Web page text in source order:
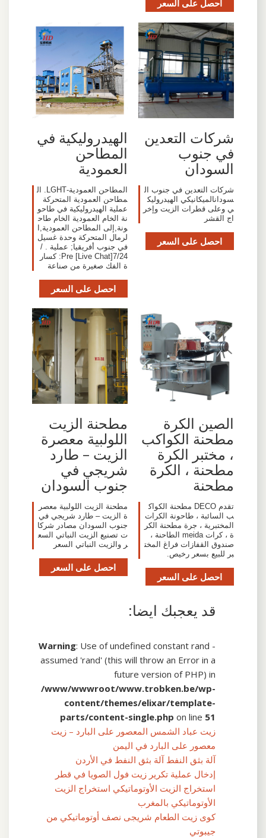
احصل على السعر
شركات التعدين
في جنوب
السودان
شركات التعدين في جنوب ال
سودانالميكانيكي الهيدروليك
ي وعلى قطرات الزيت وإخر
اج القشر
احصل على السعر
الهيدروليكية في
المطاحن
العمودية
المطاحن العمودية-LGHT. ال
مطاحن العمودية المتحركة
عملية الهيدروليكية في طاحو
نة الخام العمودية الخام طاح
ونة,إلى المطاحن العمودية,ا
لرمال المتحركة وحدة غسيل
في جنوب أفريقيا; عملية . /
7/24[Live Chat] Pre: كسار
ة الفك صغيرة من صناعة
احصل على السعر
الصين الكرة
مطحنة الكواكب
، مختبر الكرة
مطحنة ، الكرة
مطحنة
تقدم DECO مطحنة الكواك
ب السائبة ، طاحونة الكرات
المختبرية ، جرة مطحنة الكر
ة ، كرات meida الطاحنة ،
صندوق القفازات فراغ المخت
بر للبيع بسعر رخيص.
احصل على السعر
مطحنة الزيت
اللولبية معصرة
الزيت – طارد
شريجي في
جنوب السودان
مطحنة الزيت اللولبية معصر
ة الزيت – طارد شريجي في
جنوب السودان مصادر شركا
ت تصنيع الزيت النباتي السع
ر والزيت النباتي السعر
احصل على السعر
قد يعجبك ايضا:
Warning: Use of undefined constant rand -
assumed 'rand' (this will throw an Error in a
future version of PHP) in
/www/wwwroot/www.trobken.be/wp-
content/themes/elixar/template-
parts/content-single.php on line 51
زيت عباد الشمس المعصور على البارد – زيت
معصور على البارد في اليمن
آلة بثق النفط آلة بثق النفط في الأردن
إدخال عملية تكرير زيت فول الصويا في قطر
استخراج الزيت الأوتوماتيكي استخراج الزيت
الأوتوماتيكي بالمغرب
كوى زيت الطعام شريجى نصف أوتوماتيكي من
جيبوتي